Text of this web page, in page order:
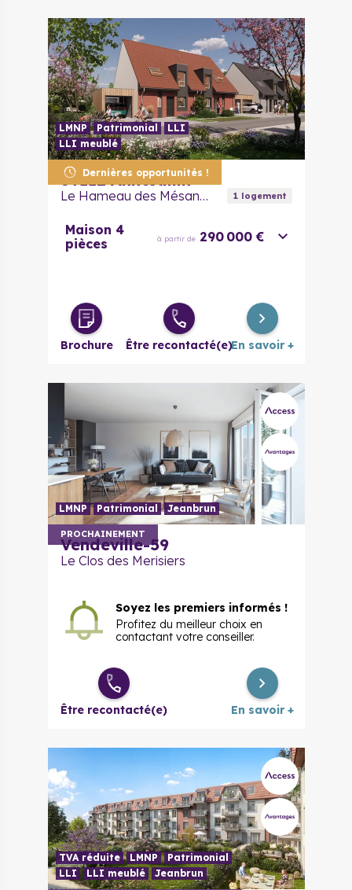
Dernières opportunités !
LMNP Patrimonial
LLI
LLI meublé
59112 Annœullin
Le Hameau des Mésanges 1logement
Maison 4
pièces
à partir de 290 000 €
Brochure Être recontacté(e)En savoir +
PROCHAINEMENT
LMNP Patrimonial Jeanbrun
Vendeville-59
Le Clos des Merisiers
Soyez les premiers informés !
Profitez du meilleur choix en
contactant votre conseiller.
Être recontacté(e) En savoir +
TVA réduite LMNP
Patrimonial
LLI
LLI meublé Jeanbrun